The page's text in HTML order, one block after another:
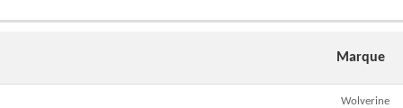
Marque
Wolverine